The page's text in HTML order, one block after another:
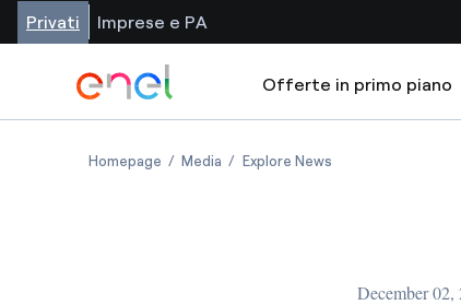
Privati Imprese e PA
Offerte in primo piano
Homepage Media Explore News
December 02,